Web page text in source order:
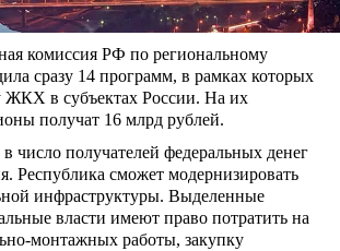
комиссия РФ по региональному
сразу 14 программ, в рамках которых
ЖКХ в субъектах России. На их
получат 16 млрд рублей.
число получателей федеральных денег
Республика сможет модернизировать
инфраструктуры. Выделенные
власти имеют право потратить на
монтажных работы, закупку